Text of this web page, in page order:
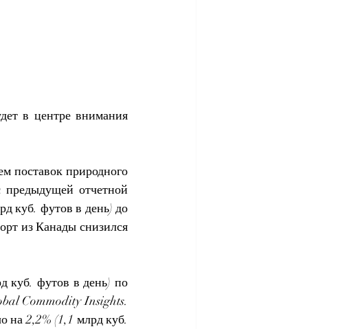
в центре внимания
поставок природного
отчетной
куб. футов в день) до
из Канады снизился
куб. футов в день) по
Commodity Insights.
на 2,2% (1,1 млрд куб.